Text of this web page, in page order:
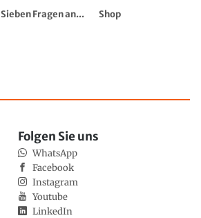
Sieben Fragen an...
Shop
Folgen Sie uns
WhatsApp
Facebook
Instagram
Youtube
LinkedIn